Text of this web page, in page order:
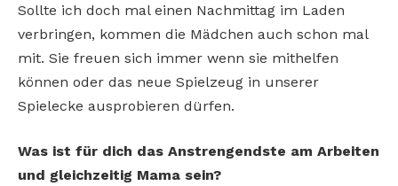
Sollte ich doch mal einen Nachmittag im Laden
verbringen, kommen die Mädchen auch schon mal
mit. Sie freuen sich immer wenn sie mithelfen
können oder das neue Spielzeug in unserer
Spielecke ausprobieren dürfen.
Was ist für dich das Anstrengendste am Arbeiten
und gleichzeitig Mama sein?